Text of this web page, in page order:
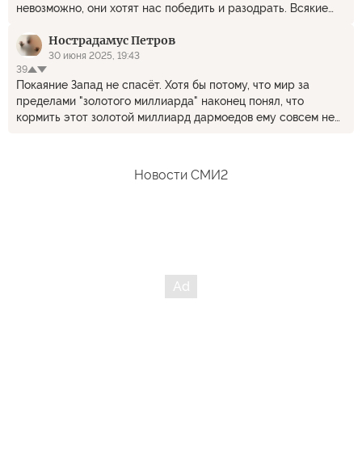
невозможно, они хотят нас победить и разодрать. Всякие
начать налаживать контакты - это сыпать бисером перед
свиньями. Все властные структуры в Евросоюзе и в самих
европейских странах аж кипят от ненависти к России. И
они абсолютно не готовы к тому, чтобы изменить своё
поведение. Всё идёт к развязыванию ими большой войны.
Одернуть их можно только тем, что разбомбить кого-нибудь
Нострадамус Петров
30 июня 2025, 19:43
39
Покаяние Запад не спасёт. Хотя бы потому, что мир за
пределами "золотого миллиарда" наконец понял, что
кормить этот золотой миллиард дармоедов ему совсем не
Новости СМИ2